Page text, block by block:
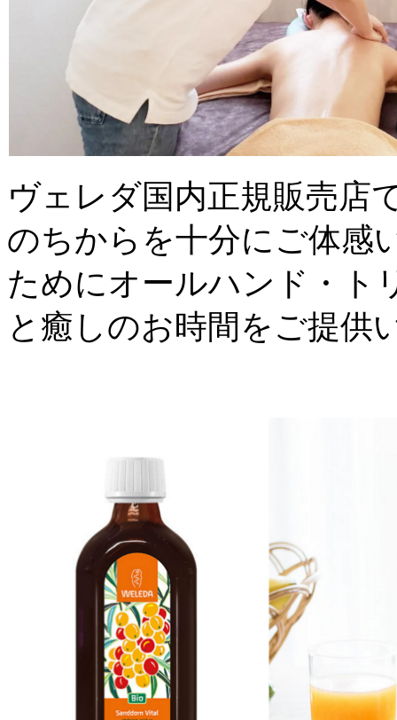
ヴェレダ国内正規販売店
のちからを十分にご体感
ためにオールハンド・ト
と癒しのお時間をご提供